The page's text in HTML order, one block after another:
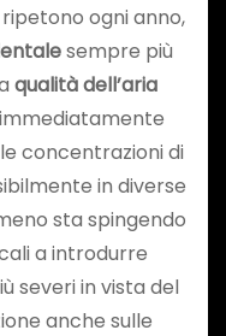
ogni anno,
sempre più
qualità dell’aria
concentrazioni di
in diverse
sta spingendo
a introdurre
severi in vista del
anche sulle